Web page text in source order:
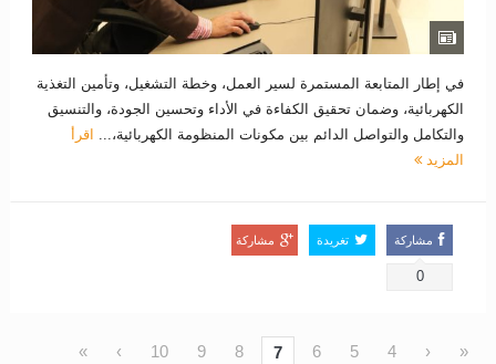
في إطار المتابعة المستمرة لسير العمل، وخطة التشغيل، وتأمين التغذية
الكهربائية، وضمان تحقيق الكفاءة في الأداء وتحسين الجودة، والتنسيق
والتكامل والتواصل الدائم بين مكونات المنظومة الكهربائية،... اقرأ
المزيد
مشاركة
0
تغريدة مشاركة
«
‹
4
5
6
7
8
9
10
›
»